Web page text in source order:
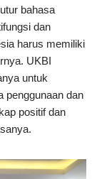
bahasa
dan
harus memiliki
UKBI
untuk
penggunaan dan
positif dan